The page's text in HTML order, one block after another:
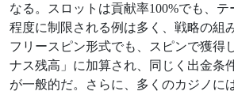
なる。スロットは貢献率100%でも、テ
程度に制限される例は多く、戦略の組
フリースピン形式でも、スピンで獲得
ナス残高」に加算され、同じく出金条
が一般的だ。さらに、多くのカジノに